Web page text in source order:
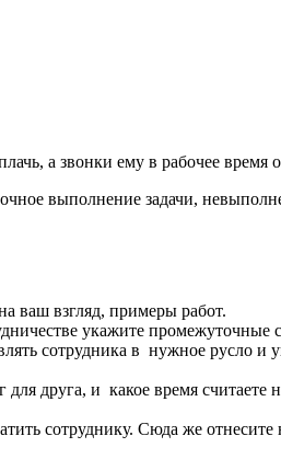
а звонки ему в рабочее время
выполнение задачи,
ваш взгляд, примеры работ.
укажите промежуточные
сотрудника в нужное русло и
друга, и какое время считаете
сотруднику. Сюда же